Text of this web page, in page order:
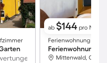
ab $144 pro Nacht
Ferienwohnung ∙ 2